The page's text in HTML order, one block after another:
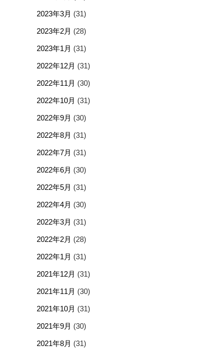
2023年3月 (31)
2023年2月 (28)
2023年1月 (31)
2022年12月 (31)
2022年11月 (30)
2022年10月 (31)
2022年9月 (30)
2022年8月 (31)
2022年7月 (31)
2022年6月 (30)
2022年5月 (31)
2022年4月 (30)
2022年3月 (31)
2022年2月 (28)
2022年1月 (31)
2021年12月 (31)
2021年11月 (30)
2021年10月 (31)
2021年9月 (30)
2021年8月 (31)